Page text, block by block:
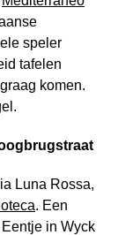
speler
tafelen
komen.
Luna Rossa,
. Een
in Wyck